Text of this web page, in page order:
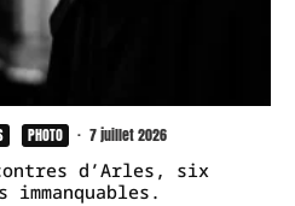
PHOTO · 7 juillet 2026
d’Arles, six
immanquables.